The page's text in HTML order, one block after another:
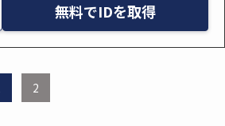
無料でIDを取得
2